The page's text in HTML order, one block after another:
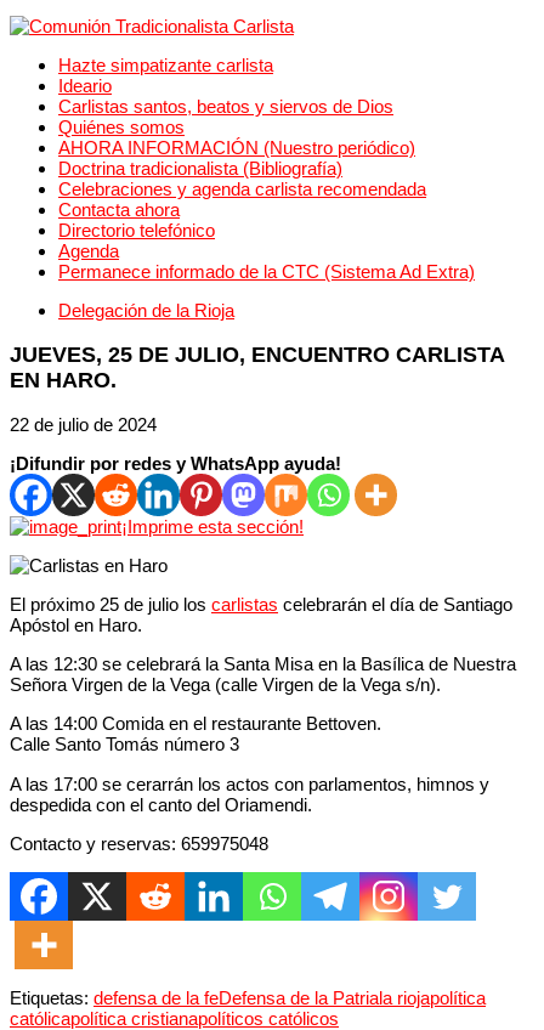
Hazte simpatizante carlista
Ideario
Carlistas santos, beatos y siervos de Dios
Quiénes somos
AHORA INFORMACIÓN (Nuestro periódico)
Doctrina tradicionalista (Bibliografía)
Celebraciones y agenda carlista recomendada
Contacta ahora
Directorio telefónico
Agenda
Permanece informado de la CTC (Sistema Ad Extra)
Delegación de la Rioja
JUEVES, 25 DE JULIO, ENCUENTRO CARLISTA
EN HARO.
22 de julio de 2024
¡Difundir por redes y WhatsApp ayuda!
¡Imprime esta sección!
El próximo 25 de julio los carlistas celebrarán el día de Santiago
Apóstol en Haro.
A las 12:30 se celebrará la Santa Misa en la Basílica de Nuestra
Señora Virgen de la Vega (calle Virgen de la Vega s/n).
A las 14:00 Comida en el restaurante Bettoven.
Calle Santo Tomás número 3
A las 17:00 se cerarrán los actos con parlamentos, himnos y
despedida con el canto del Oriamendi.
Contacto y reservas: 659975048
Etiquetas: defensa de la feDefensa de la Patriala riojapolítica
católicapolítica cristianapolíticos católicos